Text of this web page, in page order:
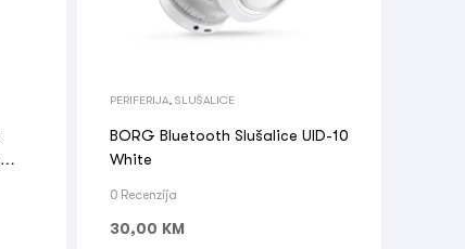
PERIFERIJA, SLUŠALICE
BORG Bluetooth Slušalice UID-10
White
0 Recenzija
30,00 KM